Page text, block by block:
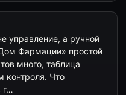
управление, а ручной
Фармации» простой
много, таблица
контроля. Что
г…